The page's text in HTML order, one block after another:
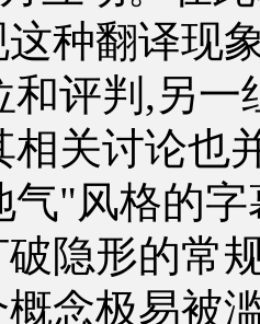
种翻译现
和评判,另
相关讨论也
气"风格的
隐形的常
念极易被